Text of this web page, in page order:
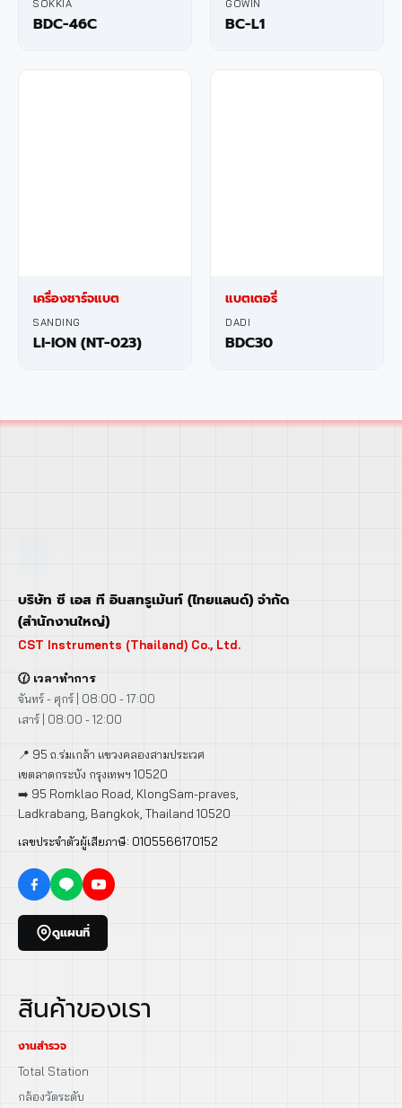
SOKKIA
BDC-46C
GOWIN
BC-L1
เครื่องชาร์จแบต
SANDING
LI-ION (NT-023)
แบตเตอรี่
DADI
BDC30
บริษัท ซี เอส ที อินสทรูเม้นท์ (ไทยแลนด์) จำกัด
(สำนักงานใหญ่)
CST Instruments (Thailand) Co., Ltd.
🕜 เวลาทำการ
จันทร์ - ศุกร์ | 08:00 - 17:00
เสาร์ | 08:00 - 12:00
📍 95 ถ.ร่มเกล้า แขวงคลองสามประเวศ
เขตลาดกระบัง กรุงเทพฯ 10520
➡️ 95 Romklao Road, KlongSam-praves,
Ladkrabang, Bangkok, Thailand 10520
เลขประจำตัวผู้เสียภาษี: 0105566170152
ดูแผนที่
สินค้าของเรา
งานสำรวจ
Total Station
กล้องวัดระดับ